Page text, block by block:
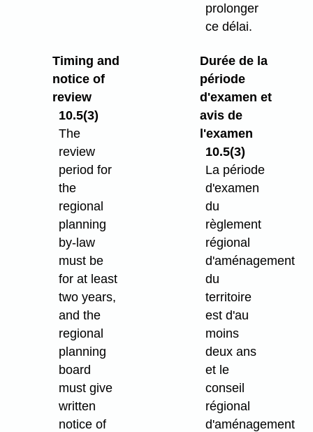
prolonger
ce délai.
Timing and
notice of
review
10.5(3)
The
review
period for
the
regional
planning
by-law
must be
for at least
two years,
and the
regional
planning
board
must give
written
notice of
Durée de la
période
d'examen et
avis de
l'examen
10.5(3)
La période
d'examen
du
règlement
régional
d'aménagement
du
territoire
est d'au
moins
deux ans
et le
conseil
régional
d'aménagement